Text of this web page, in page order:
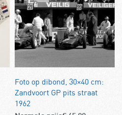
Foto op dibond, 30×40 cm:
Zandvoort GP pits straat
1962